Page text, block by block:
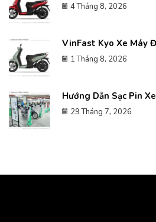
4 Tháng 8, 2026
VinFast Kyo Xe Máy
1 Tháng 8, 2026
Hướng Dẫn Sạc Pin
29 Tháng 7, 2026